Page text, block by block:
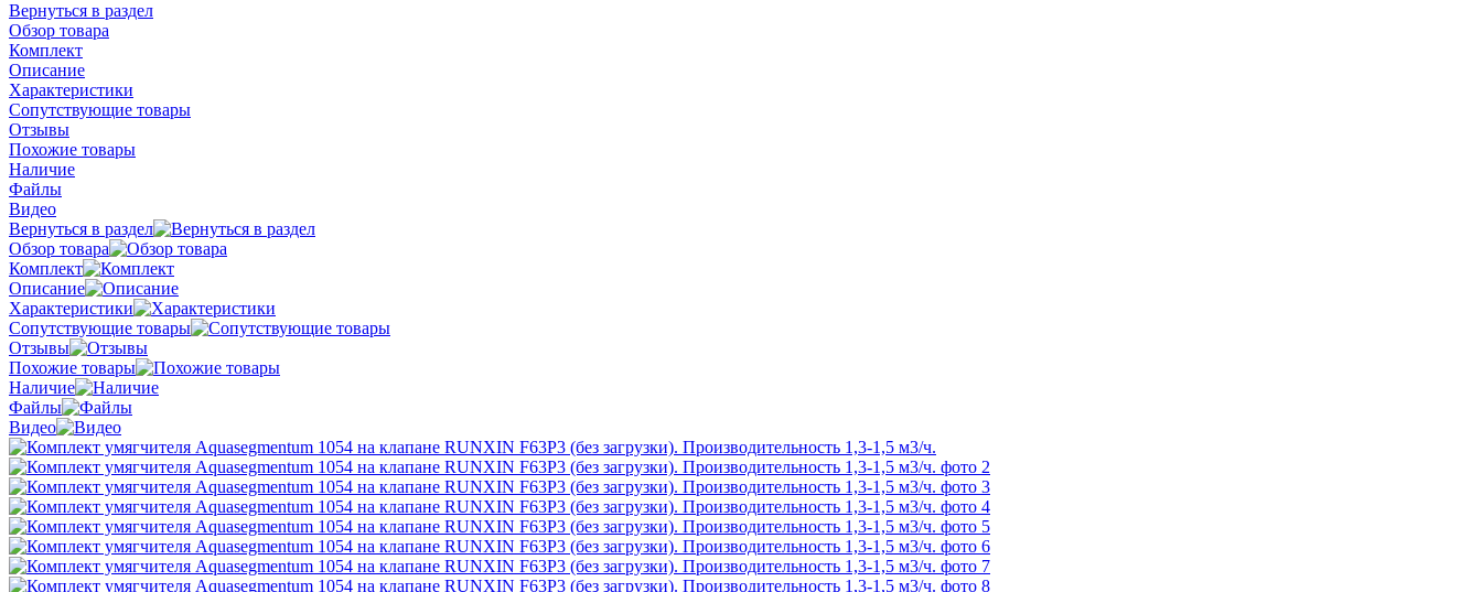
Вернуться в раздел
Обзор товара
Комплект
Описание
Характеристики
Сопутствующие товары
Отзывы
Похожие товары
Наличие
Файлы
Видео
Вернуться в раздел
Обзор товара
Комплект
Описание
Характеристики
Сопутствующие товары
Отзывы
Похожие товары
Наличие
Файлы
Видео